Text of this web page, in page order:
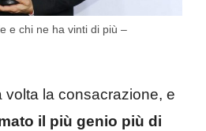
e chi ne ha vinti di più –
volta la consacrazione, e
il più genio più di